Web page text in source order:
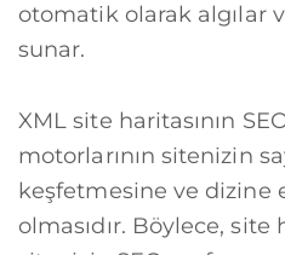
otomatik olarak algılar
sunar.
XML site haritasının
motorlarının sitenizin
keşfetmesine ve dizine
olmasıdır. Böylece, site